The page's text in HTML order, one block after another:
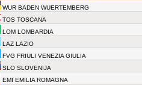
WUR BADEN WUERTEMBERG
TOS TOSCANA
LOM LOMBARDIA
LAZ LAZIO
FVG FRIULI VENEZIA GIULIA
SLO SLOVENIJA
EMI EMILIA ROMAGNA